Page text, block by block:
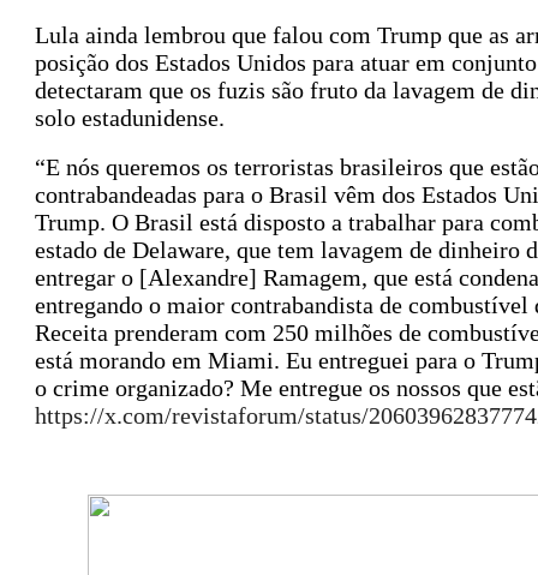
Lula ainda lembrou que falou com Trump que as
posição dos Estados Unidos para atuar em
detectaram que os fuzis são fruto da lavagem de
solo estadunidense.
“E nós queremos os terroristas brasileiros que
contrabandeadas para o Brasil vêm dos Estados
Trump. O Brasil está disposto a trabalhar para
estado de Delaware, que tem lavagem de dinheiro
entregar o [Alexandre] Ramagem, que está
entregando o maior contrabandista de
Receita prenderam com 250 milhões de
está morando em Miami. Eu entreguei para o
o crime organizado? Me entregue os nossos que
https://x.com/revistaforum/status/